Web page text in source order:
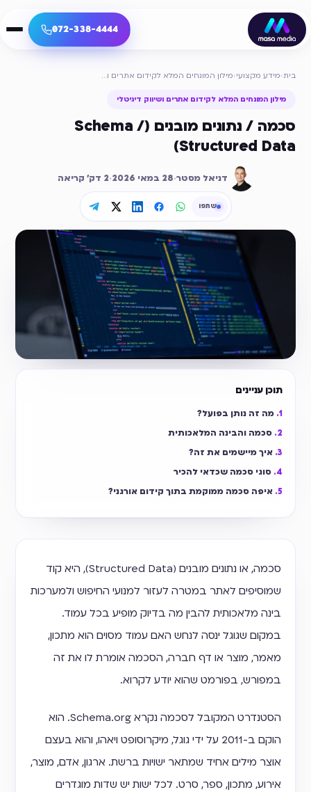
072-338-4444
בית›מידע מקצועי› מילון המונחים המלא לקידום אתרים ושיווק דיגיטלי
מילון המונחים המלא לקידום אתרים ושיווק דיגיטלי
סכמה / נתונים מובנים (Schema /
Structured Data)
דניאל מסטר·28 במאי 2026 ·
2 דק׳ קריאה
שתפו
סכמה, או נתונים מובנים (Structured Data), היא קוד
שמוסיפים לאתר במטרה לעזור למנועי החיפוש ולמערכות
בינה מלאכותית להבין מה בדיוק מופיע בכל עמוד.
במקום שגוגל ינסה לנחש האם עמוד מסוים הוא מתכון,
מאמר, מוצר או דף חברה, הסכמה אומרת לו את זה
במפורש, בפורמט שהוא יודע לקרוא.
הסטנדרט המקובל לסכמה נקרא Schema.org. הוא
הוקם ב-2011 על ידי גוגל, מיקרוסופט ויאהו, והוא בעצם
אוצר מילים אחיד שמתאר ישויות ברשת. ארגון, אדם, מוצר,
אירוע, מתכון, ספר, סרט. לכל ישות יש שדות מוגדרים
תוכן עניינים
מה זה נותן בפועל?
סכמה והבינה המלאכותית
איך מיישמים את זה?
סוגי סכמה שכדאי להכיר
איפה סכמה ממוקמת בתוך קידום אורגני?